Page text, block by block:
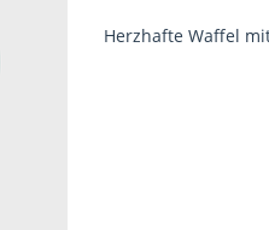
Herzhafte Waffel